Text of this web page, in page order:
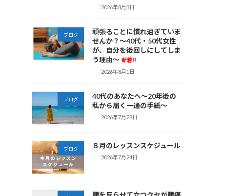
2026年8月3日
ブログ
頑張ることに慣れ過ぎていま
せんか？～40代・50代女性
が、自分を後回しにしてしま
う理由～ 新着!!
2026年8月1日
ブログ
40代のあなたへ～20年後の
私から届く一通の手紙～
2026年7月28日
ブログ ８月のレッスンスケジュール
2026年7月24日